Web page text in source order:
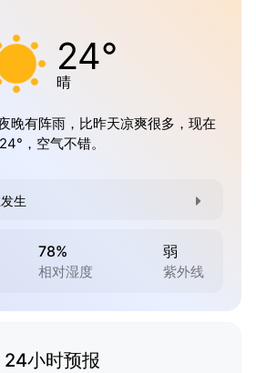
24°
晴
晚有阵雨，比昨天凉爽很多，现在
24°，空气不错。
生
78%
相对湿度
弱
紫外线
24小时预报